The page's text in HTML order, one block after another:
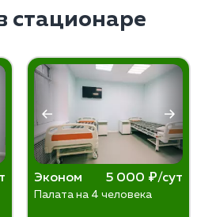
(Довженко, гипноз)
с наркологом.
быстро ухудшиться, и
медицинское
меры самостоятельно.
сделать — поместить
помещение и
покой до приезда бригады
стационаре
Эконом 5 000 ₽/сут
Палата на 4 человека